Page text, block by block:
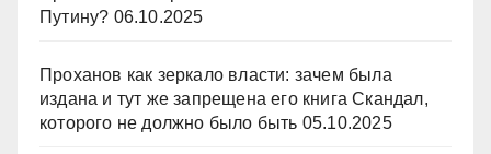
Путину? 06.10.2025
Проханов как зеркало власти: зачем была
издана и тут же запрещена его книга Скандал,
которого не должно было быть 05.10.2025